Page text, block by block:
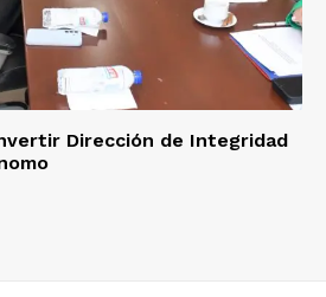
Dirección de Integridad